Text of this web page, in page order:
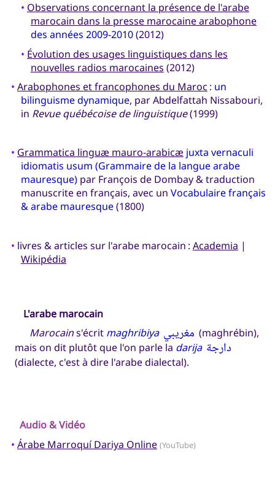
• Observations concernant la présence de l'arabe
marocain dans la presse marocaine arabophone
des années 2009-2010(2012)
• Évolution des usages linguistiques dans les
nouvelles radios marocaines (2012)
• Arabophones et francophones du Maroc : un
bilinguisme dynamique, par Abdelfattah Nissabouri,
in Revue québécoise de linguistique(1999)
• Grammatica linguæ mauro-arabicæ juxta vernaculi
idiomatis usum (Grammaire de la langue arabe
mauresque)par François de Dombay & traduction
manuscrite en français, avec un Vocabulaire français
& arabe mauresque(1800)
• livres & articles sur l'arabe marocain : Academia |
Wikipédia
L'arabe marocain
Marocains'écrit maghribiya مغريبي (maghrébin),
mais on dit plutôt que l'on parle la darija دارجة
(dialecte, c'est à dire l'arabe dialectal).
Audio & Vidéo
• Árabe Marroquí Dariya Online (YouTube)